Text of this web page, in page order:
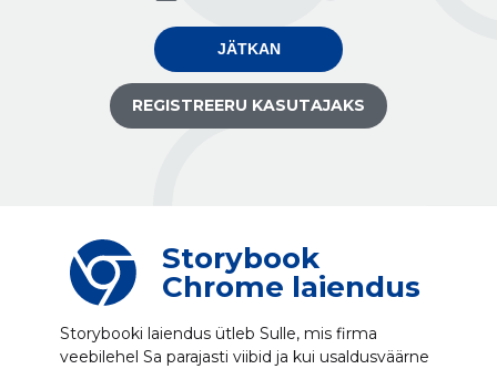
JÄTKAN
REGISTREERU KASUTAJAKS
Storybook
Chrome laiendus
Storybooki laiendus ütleb Sulle, mis firma
veebilehel Sa parajasti viibid ja kui usaldusväärne